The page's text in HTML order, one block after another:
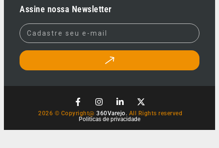
Assine nossa Newsletter
2026 © Copyright@360Varejo. All Rights reserved
Politicas de privacidade